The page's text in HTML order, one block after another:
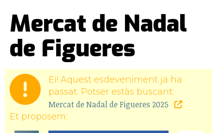
Mercat de Nadal
de Figueres
Ei! Aquest esdeveniment ja ha
passat. Potser estàs buscant:
Mercat de Nadal de Figueres 2025
Et proposem: